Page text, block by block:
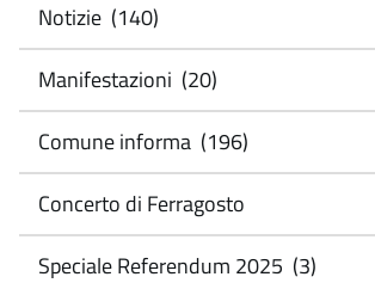
Notizie (140)
Manifestazioni (20)
Comune informa (196)
Concerto di Ferragosto
Speciale Referendum 2025 (3)